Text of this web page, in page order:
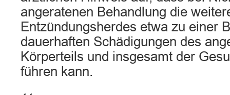
angeratenen Behandlung die
Entzündungsherdes etwa zu einer
dauerhaften Schädigungen des
Körperteils und insgesamt der
führen kann.